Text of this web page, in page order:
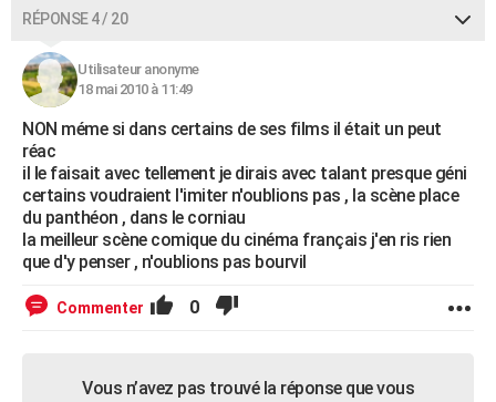
RÉPONSE 4 / 20
Utilisateur anonyme
18 mai 2010 à 11:49
NON méme si dans certains de ses films il était un peut
réac
il le faisait avec tellement je dirais avec talant presque géni
certains voudraient l'imiter n'oublions pas , la scène place
du panthéon , dans le corniau
la meilleur scène comique du cinéma français j'en ris rien
que d'y penser , n'oublions pas bourvil
Commenter 0
Vous n’avez pas trouvé la réponse que vous